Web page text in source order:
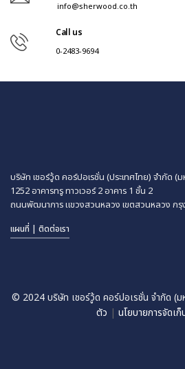
info@sherwood.co.th
Call us
0-2483-9694
บริษัท เชอร์วู้ด คอร์ปอเรชั่น (ประเทศไทย) จำกัด (ม
1252 อาคารทรู ทาวเวอร์ 2 อาคาร 1 ชั้น 2
ถนนพัฒนาการ แขวงสวนหลวงเขตสวนหลวง ก
แผนที่ | ติดต่อเรา
© 2024 บริษัท เชอร์วู้ด คอร์ปอเรชั่น จำกัด (ม
ตัว | นโยบายการจัดเ